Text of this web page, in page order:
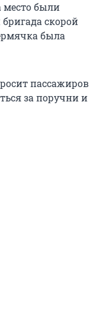
были
скорой
была
пассажиров
за поручни и